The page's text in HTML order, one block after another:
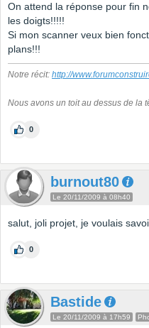
On attend la réponse pour fin
les doigts!!!!!
Si mon scanner veux bien
plans!!!
Notre récit: http://
Nous avons un toit au dessus de la
0
burnout80
Le 20/11/2009 à 08h40
salut, joli projet, je voulais
0
Bastide
Le 20/11/2009 à 17h59